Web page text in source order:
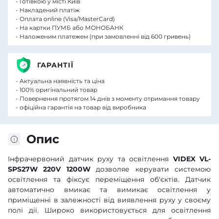
Опис
Інфрачервоний датчик руху та освітлення VIDEX VL-
SPS27W 220V 1200Wдозволяе керувати системою
освітлення та фіксує переміщення об'єктів. Датчик
автоматично вмикає та вимикає освітлення у
приміщенні в залежності від виявлення руху у своєму
полі дії. Широко використовується для освітлення
- Накладений платіж
- Оплата online (Visa/MasterCard)
- На картки ПУМБ або МОНОБАНК
- Наложеним платежем (при замовленні від 600 гривень)
ГАРАНТІЇ
- Актуальна наявність та ціна
- 100% оригінальний товар
- Повернення протягом 14 днів з моменту отримання товару
- офіційна гарантія на товар від виробника